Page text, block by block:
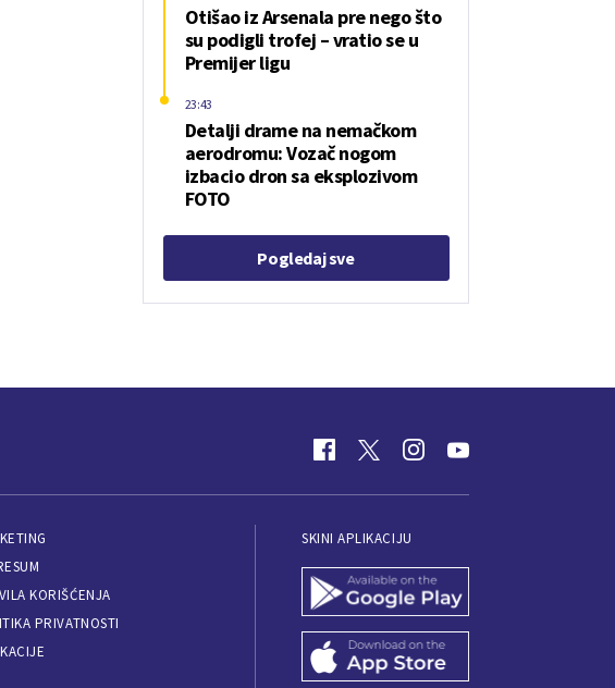
Otišao iz Arsenala pre nego što
su podigli trofej – vratio se u
Premijer ligu
Detalji drame na nemačkom
aerodromu: Vozač nogom
izbacio dron sa eksplozivom
FOTO
23:43
Pogledaj sve
KORIŠĆENJA
PRIVATNOSTI
SKINI APLIKACIJU